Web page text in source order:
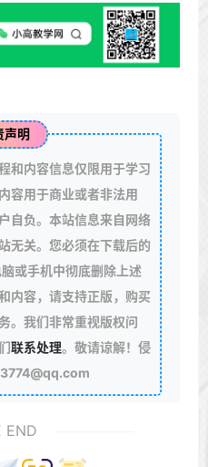
声明
和内容信息仅限用于学习
容用于商业或者非法用
自负。本站信息来自网络
无关。您必须在下载后的
或手机中彻底删除上述
内容，请支持正版，购买
。我们非常重视版权问
联系处理。敬请谅解！侵
END